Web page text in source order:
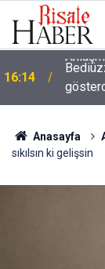
16:14
Anasayfa
sıkılsın ki gelişsin